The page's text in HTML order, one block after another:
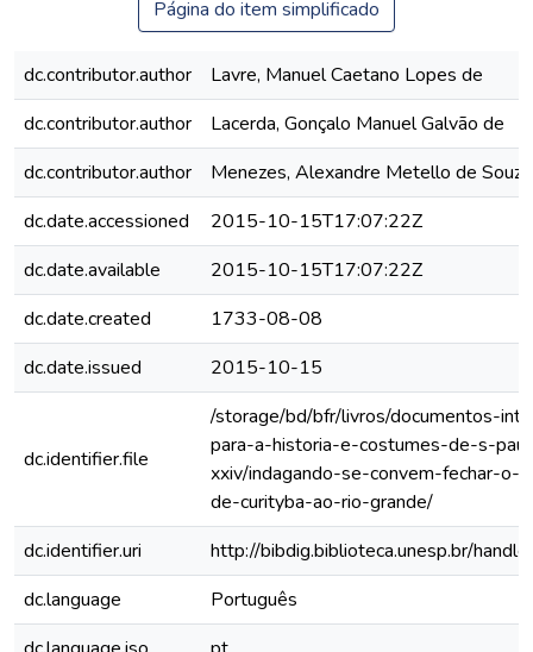
Página do item simplificado
dc.contributor.author
Lavre, Manuel Caetano Lopes de
dc.contributor.author
Lacerda, Gonçalo Manuel Galvão de
dc.contributor.author
Menezes, Alexandre Metello de Souza
dc.date.accessioned
2015-10-15T17:07:22Z
dc.date.available
2015-10-15T17:07:22Z
dc.date.created
1733-08-08
dc.date.issued
2015-10-15
dc.identifier.file
/storage/bd/bfr/livros/documentos-
para-a-historia-e-costumes-de-s-
xxiv/indagando-se-convem-fechar-o-
de-curityba-ao-rio-grande/
dc.identifier.uri
http://bibdig.biblioteca.unesp.br/
dc.language
Português